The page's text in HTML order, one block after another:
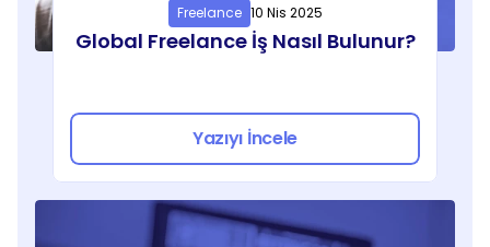
Freelance 10 Nis 2025
Global Freelance İş Nasıl Bulunur?
Yazıyı İncele